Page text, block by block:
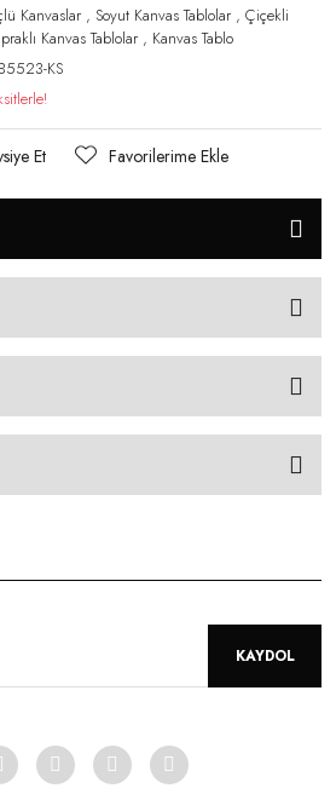
Kanvaslar ,Soyut Kanvas Tablolar ,Çiçekli
Kanvas Tablolar , Kanvas Tablo
KS
Et
KAYDOL